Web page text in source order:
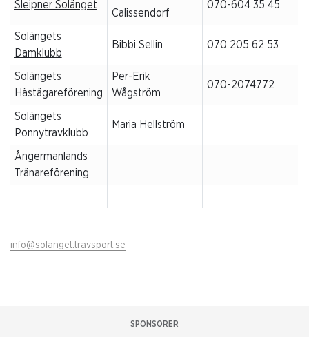
Sleipner Solänget
Calissendorf
070-604 35 45
Solängets
Damklubb
Bibbi Sellin 070 205 62 53
Solängets
Hästägareförening
Per-Erik
Wågström
070-2074772
Solängets
Ponnytravklubb
Maria Hellström
Ångermanlands
Tränareförening
info@solanget.travsport.se
SPONSORER